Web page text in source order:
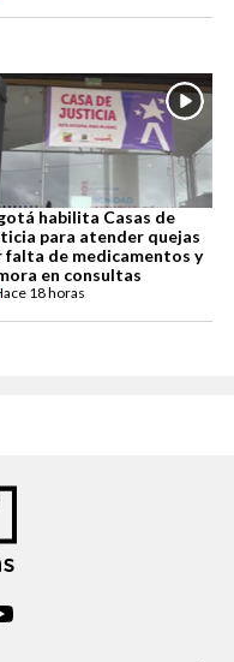
habilita Casas de
para atender quejas
falta de medicamentos y
en consultas
18 horas